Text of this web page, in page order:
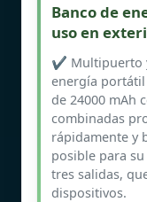
Banco de
uso en
✔️ Multipuerto
energía
de 24000 mAh
combinadas
rápidamente y
posible para
tres salidas,
dispositivos.